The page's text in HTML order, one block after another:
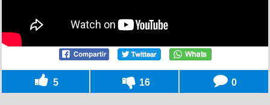
5 16 0